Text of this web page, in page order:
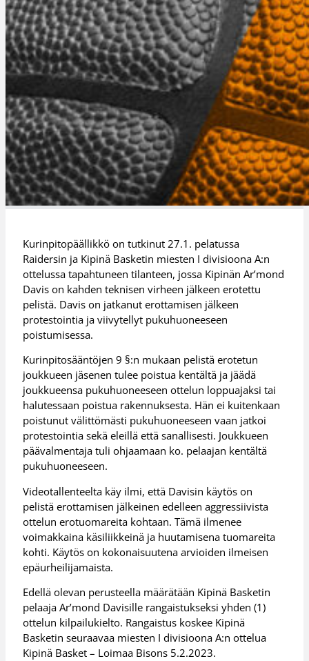
Kurinpitopäällikkö on tutkinut 27.1. pelatussa
Raidersin ja Kipinä Basketin miesten I divisioona A:n
ottelussa tapahtuneen tilanteen, jossa Kipinän Ar’mond
Davis on kahden teknisen virheen jälkeen erotettu
pelistä. Davis on jatkanut erottamisen jälkeen
protestointia ja viivytellyt pukuhuoneeseen
poistumisessa.
Kurinpitosääntöjen 9 §:n mukaan pelistä erotetun
joukkueen jäsenen tulee poistua kentältä ja jäädä
joukkueensa pukuhuoneeseen ottelun loppuajaksi tai
halutessaan poistua rakennuksesta. Hän ei kuitenkaan
poistunut välittömästi pukuhuoneeseen vaan jatkoi
protestointia sekä eleillä että sanallisesti. Joukkueen
päävalmentaja tuli ohjaamaan ko. pelaajan kentältä
pukuhuoneeseen.
Videotallenteelta käy ilmi, että Davisin käytös on
pelistä erottamisen jälkeinen edelleen aggressiivista
ottelun erotuomareita kohtaan. Tämä ilmenee
voimakkaina käsiliikkeinä ja huutamisena tuomareita
kohti. Käytös on kokonaisuutena arvioiden ilmeisen
epäurheilijamaista.
Edellä olevan perusteella määrätään Kipinä Basketin
pelaaja Ar’mond Davisille rangaistukseksi yhden (1)
ottelun kilpailukielto. Rangaistus koskee Kipinä
Basketin seuraavaa miesten I divisioona A:n ottelua
Kipinä Basket – Loimaa Bisons 5.2.2023.